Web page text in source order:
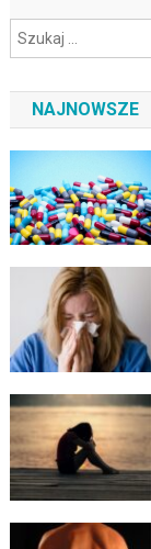
NAJNOWSZE